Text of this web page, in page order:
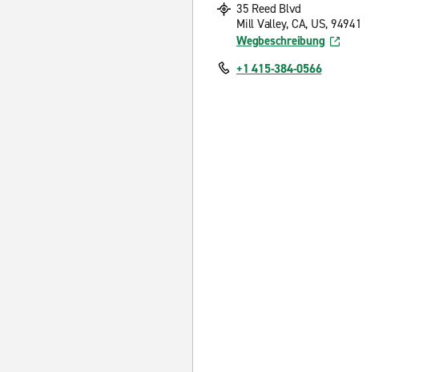
35 Reed Blvd
Mill Valley, CA, US, 94941
Wegbeschreibung
+1 415-384-0566